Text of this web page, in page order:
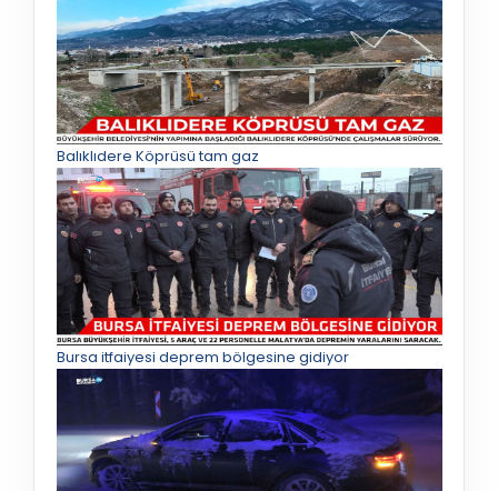
Balıklıdere Köprüsü tam gaz
Bursa itfaiyesi deprem bölgesine gidiyor